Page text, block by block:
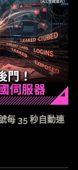
每 35 秒自動連